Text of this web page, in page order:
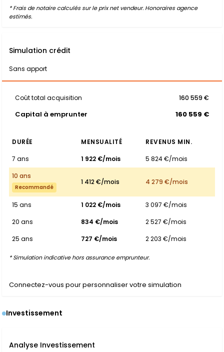
* Frais de notaire calculés sur le prix net vendeur. Honoraires agence
estimés.
Simulation crédit
Sans apport
Coût total acquisition 160 559 €
Capital à emprunter 160 559 €
DURÉE MENSUALITÉ
REVENUS MIN.
7 ans
1 922 €/mois
5 824 €/mois
10 ans
Recommandé
1 412 €/mois 4 279 €/mois
15 ans 1 022 €/mois
3 097 €/mois
20 ans
834 €/mois
2 527 €/mois
25 ans
727 €/mois 2 203 €/mois
* Simulation indicative hors assurance emprunteur.
Connectez-vous pour personnaliser votre simulation
Investissement
Analyse Investissement